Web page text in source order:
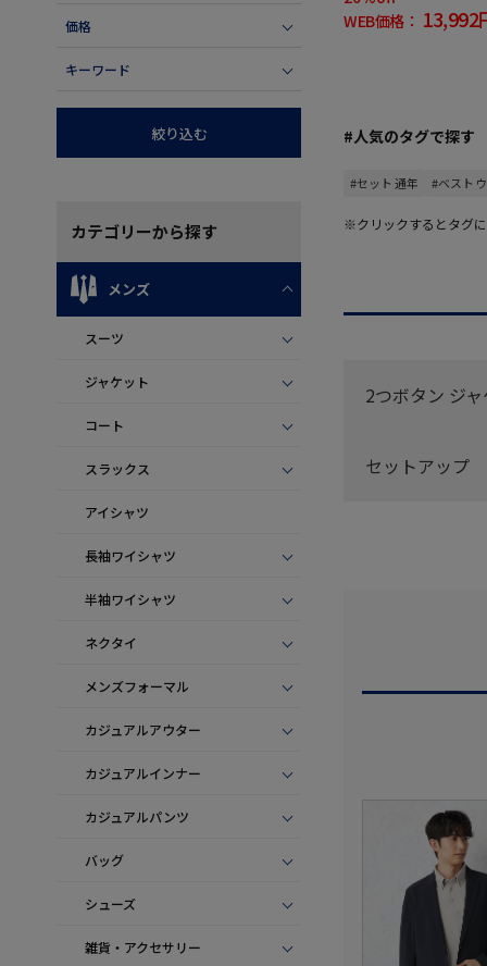
価格
キーワード
絞り込む
カテゴリーから探す
メンズ
スーツ
ジャケット
コート
スラックス
アイシャツ
長袖ワイシャツ
半袖ワイシャツ
ネクタイ
メンズフォーマル
カジュアルアウター
カジュアルインナー
カジュアルパンツ
バッグ
シューズ
雑貨・アクセサリー
WEB価格： 13,992
#人気のタグで探す
#セット 通年 #ベスト
※クリックするとタグ
2つボタン ジ
セットアップ